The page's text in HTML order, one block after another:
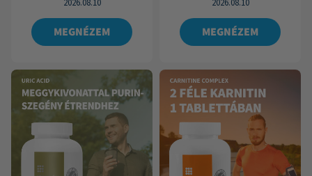
2026.08.10
MEGNÉZEM
2026.08.10
MEGNÉZEM